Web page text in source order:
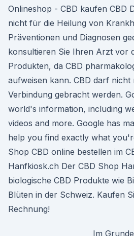
Onlineshop - CBD kaufen CBD
nicht für die Heilung von
Präventionen und Diagnosen
konsultieren Sie Ihren Arzt vor
Produkten, da CBD
aufweisen kann. CBD darf nicht
Verbindung gebracht werden.
world's information, including
videos and more. Google has
help you find exactly what
Shop CBD online bestellen im
Hanfkiosk.ch Der CBD Shop
biologische CBD Produkte wie
Blüten in der Schweiz. Kaufen
Rechnung!
Im